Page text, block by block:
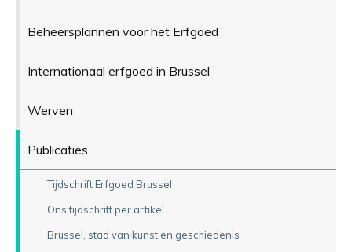
Beheersplannen voor het Erfgoed
Internationaal erfgoed in Brussel
Werven
Publicaties
Tijdschrift Erfgoed Brussel
Ons tijdschrift per artikel
Brussel, stad van kunst en geschiedenis